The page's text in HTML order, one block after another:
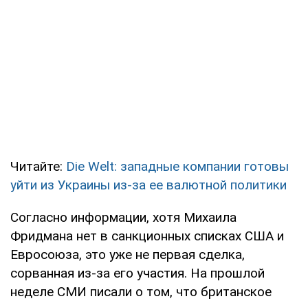
Читайте: Die Welt: западные компании готовы
уйти из Украины из-за ее валютной политики
Согласно информации, хотя Михаила
Фридмана нет в санкционных списках США и
Евросоюза, это уже не первая сделка,
сорванная из-за его участия. На прошлой
неделе СМИ писали о том, что британское